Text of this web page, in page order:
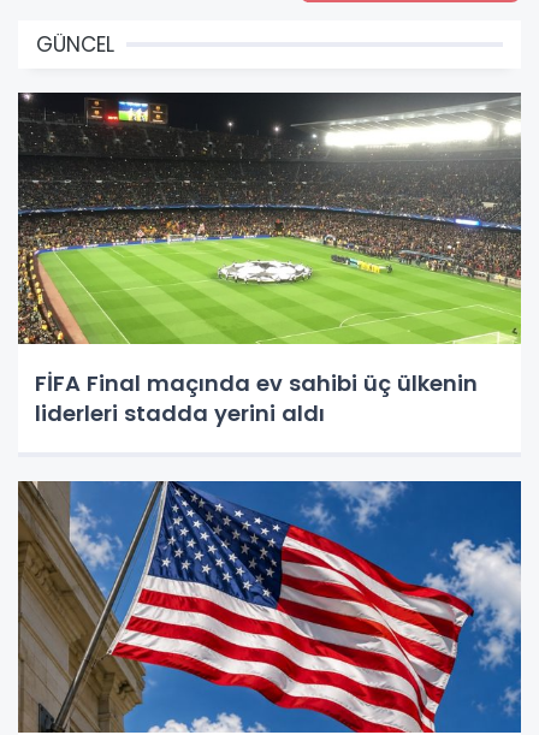
GÜNCEL
FİFA Final maçında ev sahibi üç ülkenin
liderleri stadda yerini aldı